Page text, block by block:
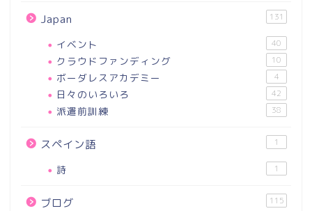
Japan 131
イベント 40
クラウドファンディング 10
ボーダレスアカデミー 4
日々のいろいろ 42
派遣前訓練 38
スペイン語 1
詩 1
ブログ 115